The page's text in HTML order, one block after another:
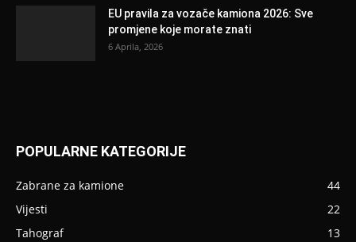
EU pravila za vozače kamiona 2026: Sve
promjene koje morate znati
6 Aprila, 2026
POPULARNE KATEGORIJE
Zabrane za kamione
44
Vijesti
22
Tahograf
13